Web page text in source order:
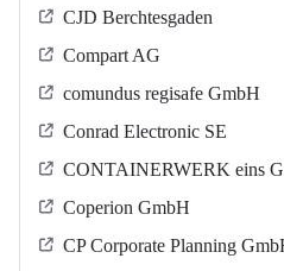
CJD Berchtesgaden
Compart AG
comundus regisafe GmbH
Conrad Electronic SE
CONTAINERWERK eins
Coperion GmbH
CP Corporate Planning